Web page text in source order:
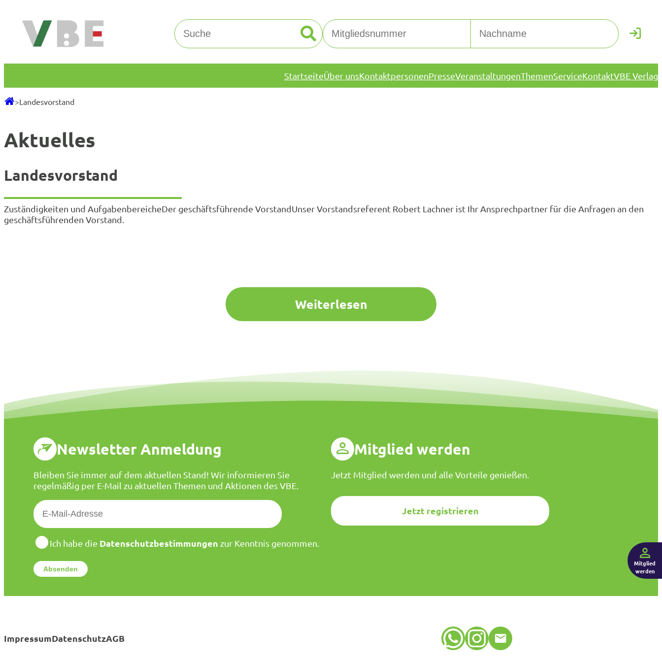
Inhalt
springen
Suchen
StartseiteÜber unsKontaktpersonenPresseVeranstaltungenThemenServiceKontaktVBE Verlag
>Landesvorstand
Aktuelles
Landesvorstand
Zuständigkeiten und AufgabenbereicheDer geschäftsführende VorstandUnser Vorstandsreferent Robert Lachner ist Ihr Ansprechpartner für die Anfragen an den
geschäftsführenden Vorstand.
Weiterlesen
Newsletter Anmeldung
Bleiben Sie immer auf dem aktuellen Stand! Wir informieren Sie
regelmäßig per E-Mail zu aktuellen Themen und Aktionen des VBE.
E
-
M
a
l
*
D
t
e
z
Ich habe die Datenschutzbestimmungen zur Kenntnis genommen.
Mitglied werden
Jetzt Mitglied werden und alle Vorteile genießen.
Jetzt registrieren
ImpressumDatenschutzAGB WhatsApp Instagram E-Mail
Mitglied
werden